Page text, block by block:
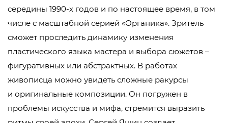
середины 1990-х годов и по настоящее время, в том
числе с масштабной серией «Органика». Зритель
сможет проследить динамику изменения
пластического языка мастера и выбора сюжетов –
фигуративных или абстрактных. В работах
живописца можно увидеть сложные ракурсы
и оригинальные композиции. Он погружен в
проблемы искусства и мифа, стремится выразить